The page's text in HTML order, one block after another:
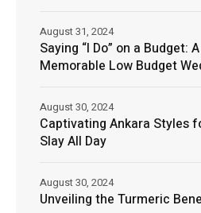
Saying “I Do” on a Budget:
Memorable Low Budget
August 31, 2024
Captivating Ankara Styles
Slay All Day
August 30, 2024
Unveiling the Turmeric
August 30, 2024